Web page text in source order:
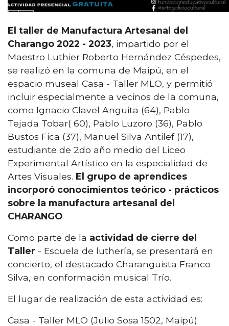
El taller de Manufactura Artesanal del
Charango 2022 - 2023, impartido por el
Maestro Luthier Roberto Hernández Céspedes,
se realizó en la comuna de Maipú, en el
espacio museal Casa - Taller MLO, y permitió
incluir especialmente a vecinos de la comuna,
como Ignacio Clavel Anguita (64), Pablo
Tejada Tobar( 60), Pablo Luzoro (36), Pablo
Bustos Fica (37), Manuel Silva Antilef (17),
estudiante de 2do año medio del Liceo
Experimental Artístico en la especialidad de
Artes Visuales. El grupo de aprendices
incorporó conocimientos teórico - prácticos
sobre la manufactura artesanal del
CHARANGO.
Como parte de la actividad de cierre del
Taller - Escuela de luthería, se presentará en
concierto, el destacado Charanguista Franco
Silva, en conformación musical Trío.
El lugar de realización de esta actividad es:
Casa - Taller MLO (Julio Sosa 1502, Maipú)